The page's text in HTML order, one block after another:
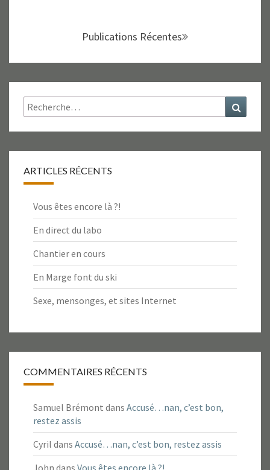
articles
Publications Récentes
Rechercher :
ARTICLES RÉCENTS
Vous êtes encore là ?!
En direct du labo
Chantier en cours
En Marge font du ski
Sexe, mensonges, et sites Internet
COMMENTAIRES RÉCENTS
Samuel Brémont dans Accusé…nan, c’est bon,
restez assis
Cyril dans Accusé…nan, c’est bon, restez assis